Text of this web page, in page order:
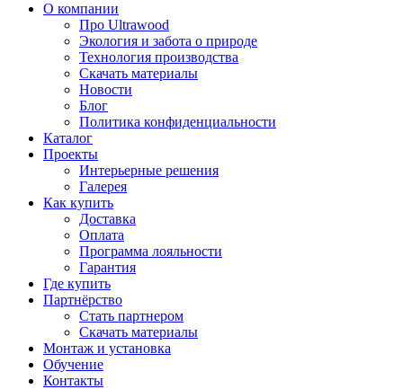
О компании
Про Ultrawood
Экология и забота о природе
Технология производства
Скачать материалы
Новости
Блог
Политика конфиденциальности
Каталог
Проекты
Интерьерные решения
Галерея
Как купить
Доставка
Оплата
Программа лояльности
Гарантия
Где купить
Партнёрство
Стать партнером
Скачать материалы
Монтаж и установка
Обучение
Контакты